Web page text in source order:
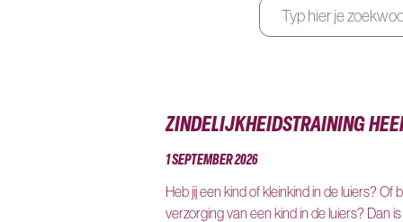
ZINDELIJKHEIDSTRAINING
1 SEPTEMBER 2026
Heb jij een kind of kleinkind in de luiers? Of
verzorging van een kind in de luiers? Dan